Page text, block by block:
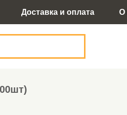
Доставка и оплата О